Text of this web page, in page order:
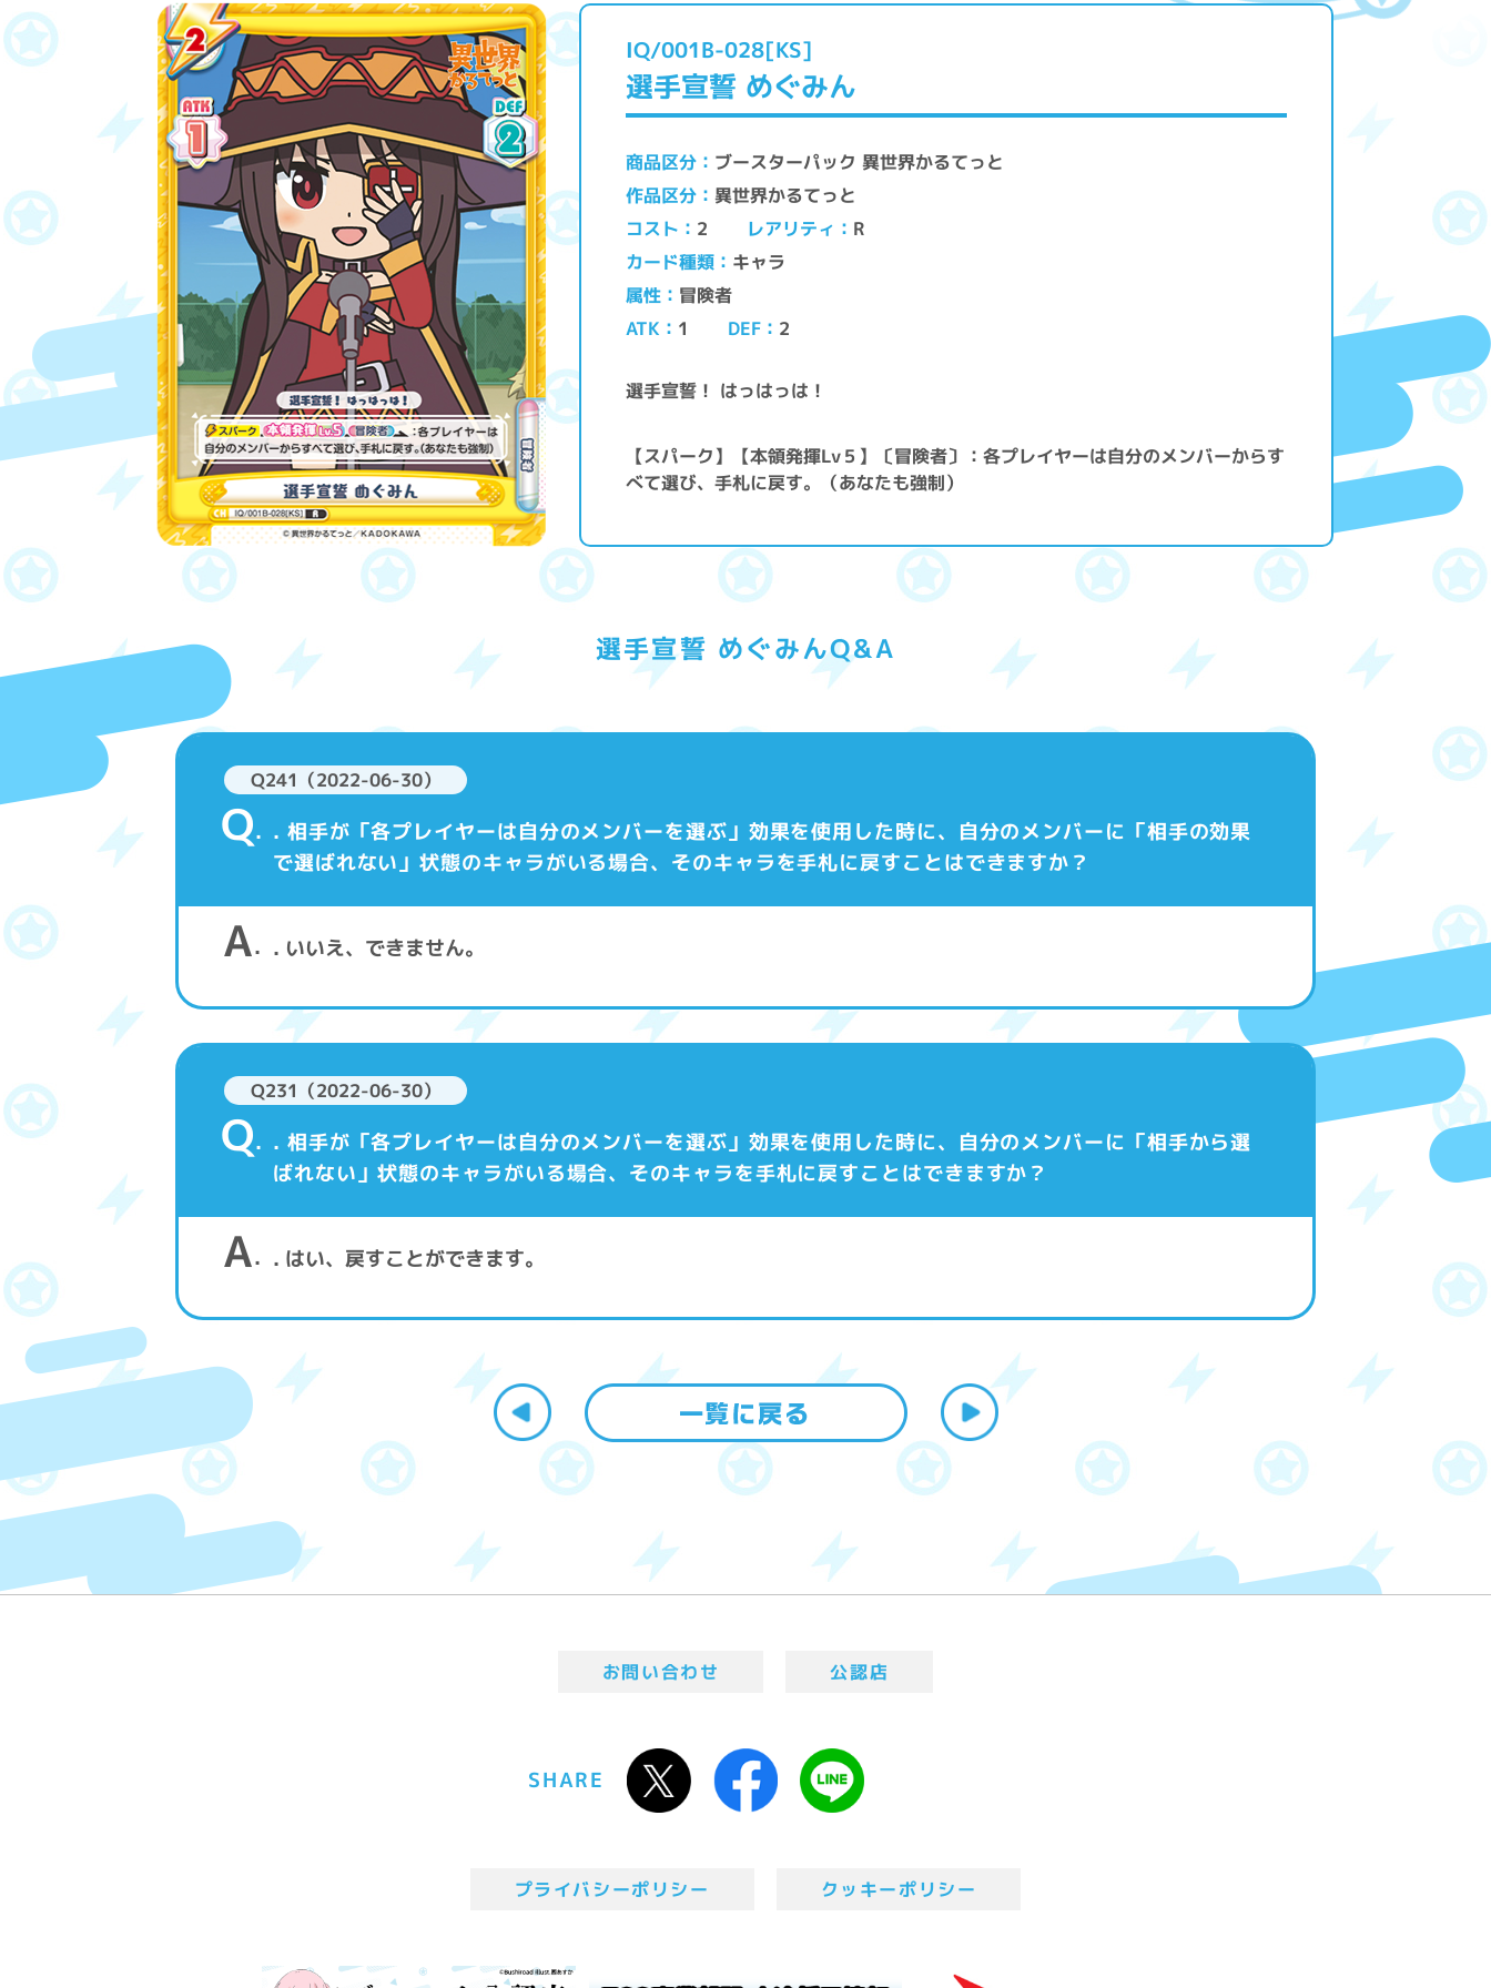
IQ/001B-028[KS]
選手宣誓 めぐみん
商品区分 ブースターパック 異世界かるてっと
作品区分 異世界かるてっと
コスト 2 レアリティ R
カード種類 キャラ
属性 冒険者
ATK 1 DEF 2
選手宣誓！ はっはっは！
【スパーク】【本領発揮Lv５】〔冒険者〕：各プレイヤーは自分のメンバーからす
べて選び、手札に戻す。（あなたも強制）
選手宣誓 めぐみんQ&A
Q241（2022-06-30）
Q . 相手が「各プレイヤーは自分のメンバーを選ぶ」効果を使用した時に、自分のメンバーに「相手の効果
で選ばれない」状態のキャラがいる場合、そのキャラを手札に戻すことはできますか？
A . いいえ、できません。
Q231（2022-06-30）
Q . 相手が「各プレイヤーは自分のメンバーを選ぶ」効果を使用した時に、自分のメンバーに「相手から選
ばれない」状態のキャラがいる場合、そのキャラを手札に戻すことはできますか？
A . はい、戻すことができます。
お問い合わせ 公認店
SHARE
プライバシーポリシー クッキーポリシー